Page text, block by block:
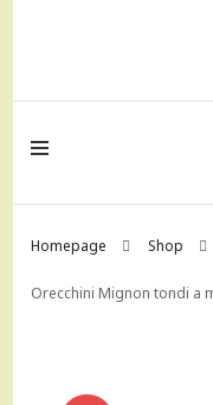
Homepage Shop
Orecchini Mignon tondi a